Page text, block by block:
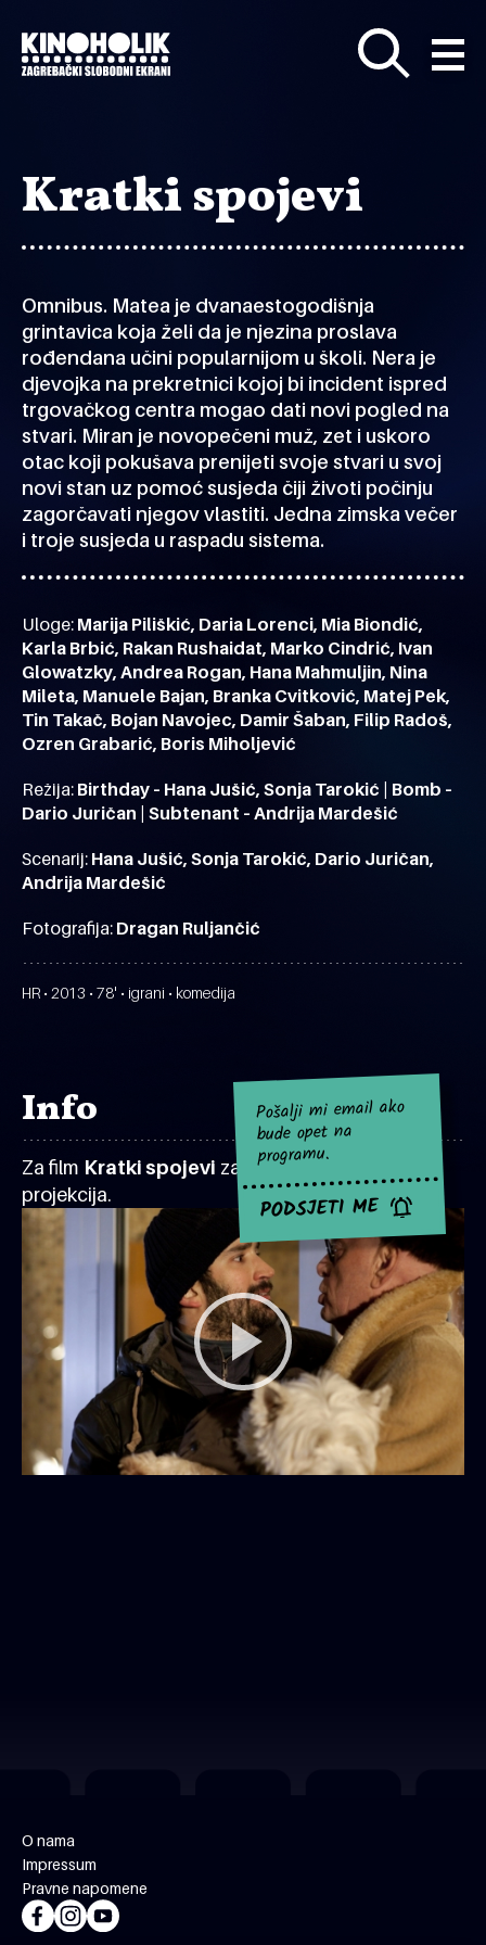
glavni
sadržaj
Kratki spojevi
Omnibus. Matea je dvanaestogodišnja
grintavica koja želi da je njezina proslava
rođendana učini popularnijom u školi. Nera je
djevojka na prekretnici kojoj bi incident ispred
trgovačkog centra mogao dati novi pogled na
stvari. Miran je novopečeni muž, zet i uskoro
otac koji pokušava prenijeti svoje stvari u svoj
novi stan uz pomoć susjeda čiji životi počinju
zagorčavati njegov vlastiti. Jedna zimska večer
i troje susjeda u raspadu sistema.
Uloge: Marija Piliškić, Daria Lorenci, Mia Biondić,
Karla Brbić, Rakan Rushaidat, Marko Cindrić, Ivan
Glowatzky, Andrea Rogan, Hana Mahmuljin, Nina
Mileta, Manuele Bajan, Branka Cvitković, Matej Pek,
Tin Takač, Bojan Navojec, Damir Šaban, Filip Radoš,
Ozren Grabarić, Boris Miholjević
Režija: Birthday – Hana Jušić, Sonja Tarokić | Bomb –
Dario Juričan | Subtenant – Andrija Mardešić
Scenarij: Hana Jušić, Sonja Tarokić, Dario Juričan,
Andrija Mardešić
Fotografija: Dragan Ruljančić
HR • 2013 • 78' • igrani • komedija
Info
Za film Kratki spojevi za sad nema najavljenih
projekcija.
Pošalji mi email ako
bude opet na
programu.
PODSJETI ME
O nama
Impressum
Pravne napomene